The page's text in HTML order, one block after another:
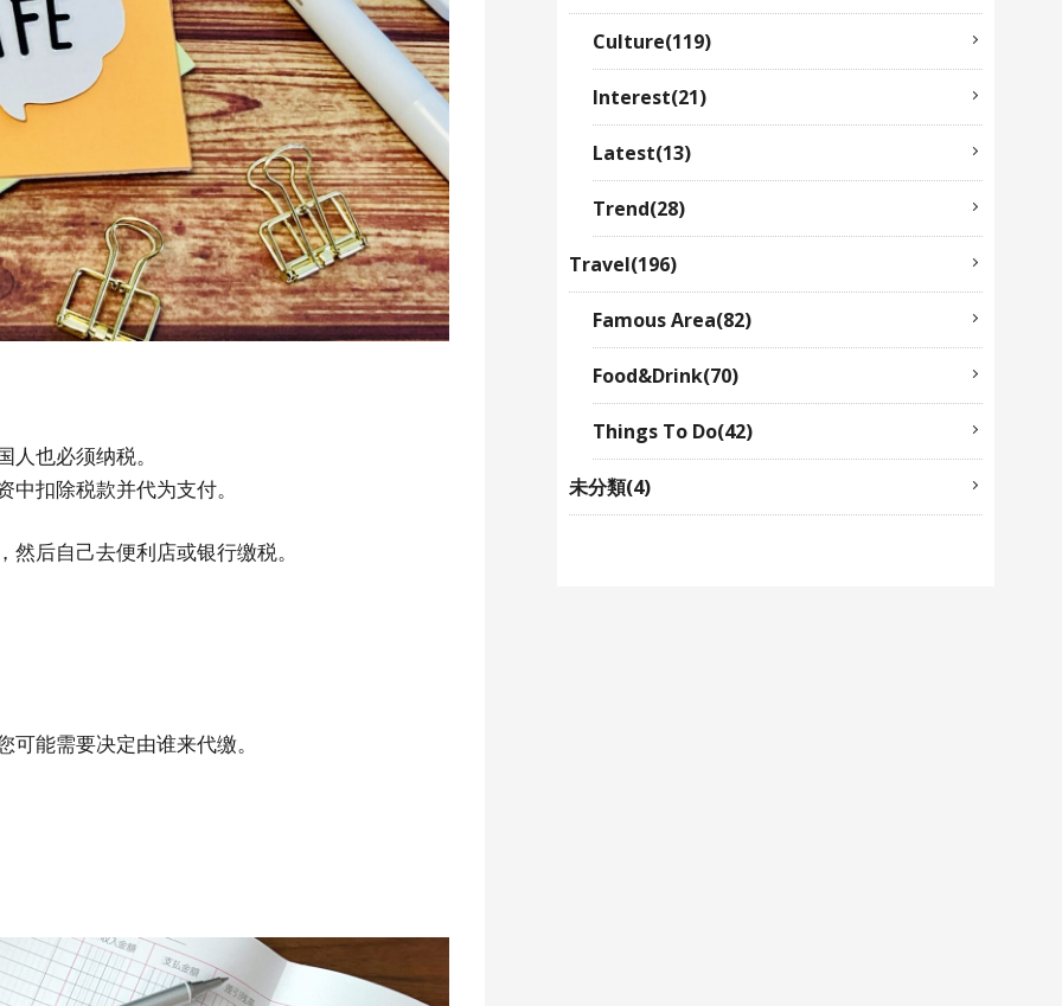
也必须纳税。
扣除税款并代为支付。
后自己去便利店或银行缴税。
能需要决定由谁来代缴。
Culture(119)
Interest(21)
Latest(13)
Trend(28)
Travel(196)
Famous Area(82)
Food&Drink(70)
Things To Do(42)
未分類(4)